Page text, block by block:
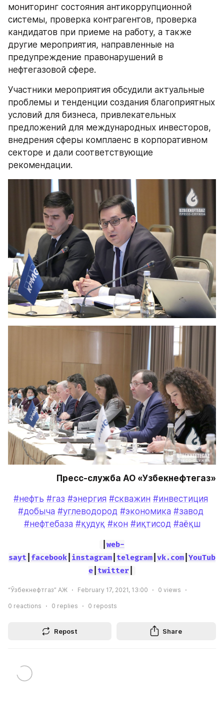
мониторинг состояния антикоррупционной
системы, проверка контрагентов, проверка
кандидатов при приеме на работу, а также
другие мероприятия, направленные на
предупреждение правонарушений в
нефтегазовой сфере.
Участники мероприятия обсудили актуальные
проблемы и тенденции создания благоприятных
условий для бизнеса, привлекательных
предложений для международных инвесторов,
внедрения сферы комплаенс в корпоративном
секторе и дали соответствующие
рекомендации.
Пресс-служба АО «Узбекнефтегаз»
#нефть #газ #энергия #скважин #инвестиция
#добыча #углеводород #экономика #завод
#нефтебаза #қудуқ #кон #иқтисод #аёқш
web-
sayt facebook instagram telegram vk.com YouTub
e| twitter|
“Ўзбекнефтгаз” АЖ February 17, 2021, 13:00 0 views
0 reactions 0 replies 0 reposts
Repost Share